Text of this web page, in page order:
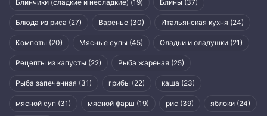
Блинчики (сладкие и несладкие) (19) Блины (37)
Блюда из риса (27) Варенье (30) Итальянская кухня (24)
Компоты (20) Мясные супы (45) Оладьи и оладушки (21)
Рецепты из капусты (22) Рыба жареная (25)
Рыба запеченная (31) грибы (22) каша (23)
мясной суп (31) мясной фарш (19) рис (39) яблоки (24)